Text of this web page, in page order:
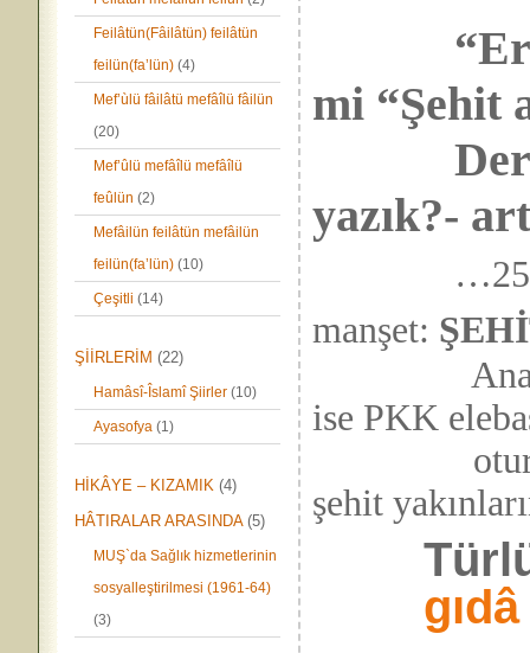
Feilâtün(Fâilâtün) feilâtün
feilün(fa’lün) (4)
Mef’ùlü fâilâtü mefâîlü fâilün
(20)
Mef’ûlü mefâîlü mefâîlü
feûlün (2)
Mefâilün feilâtün mefâilün
feilün(fa’lün) (10)
Çeşitli (14)
ŞİİRLERİM (22)
Hamâsî-Îslamî Şiirler (10)
Ayasofya (1)
HİKÂYE – KIZAMIK (4)
HÂTIRALAR ARASINDA(5)
MUŞ`da Sağlık hizmetlerinin
sosyalleştirilmesi (1961-64)
(3)
mi “Şehit
yazık?-
manşet:
Anaları
ise PKK
oturan
şehit